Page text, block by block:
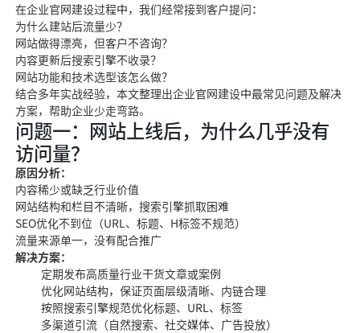
在企业官网建设过程中，我们经常接到客户提问：
为什么建站后流量少？
网站做得漂亮，但客户不咨询？
内容更新后搜索引擎不收录？
网站功能和技术选型该怎么做？
结合多年实战经验，本文整理出企业官网建设中最常见问题及解决
方案，帮助企业少走弯路。
问题一：网站上线后，为什么几乎没有
访问量？
原因分析：
内容稀少或缺乏行业价值
网站结构和栏目不清晰，搜索引擎抓取困难
SEO优化不到位（URL、标题、H标签不规范）
流量来源单一，没有配合推广
解决方案：
定期发布高质量行业干货文章或案例
优化网站结构，保证页面层级清晰、内链合理
按照搜索引擎规范优化标题、URL、标签
多渠道引流（自然搜索、社交媒体、广告投放）